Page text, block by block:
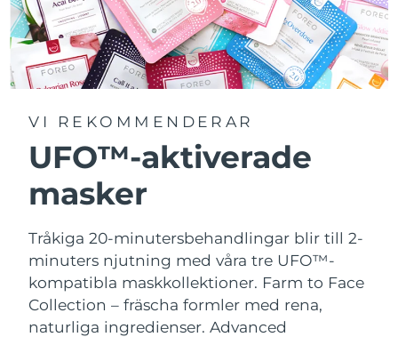
VI REKOMMENDERAR
UFO™-aktiverade
masker
Tråkiga 20-minutersbehandlingar blir till 2-
minuters njutning med våra tre UFO™-
kompatibla maskkollektioner. Farm to Face
Collection – fräscha formler med rena,
naturliga ingredienser. Advanced